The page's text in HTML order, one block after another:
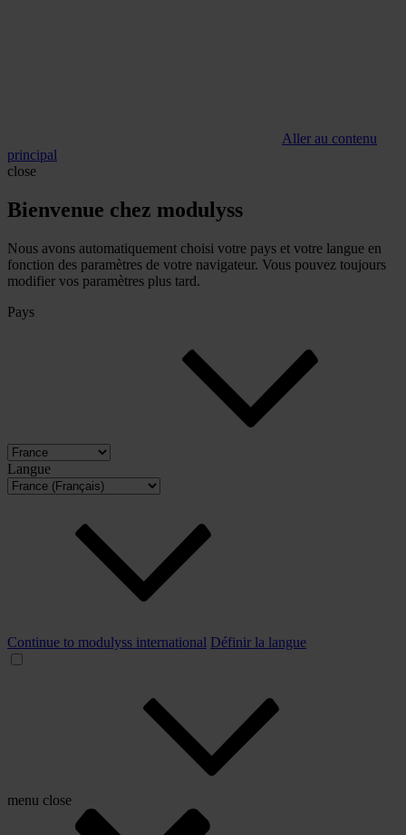
Aller au contenu
principal
close
Bienvenue chez modulyss
Nous avons automatiquement choisi votre pays et votre langue en
fonction des paramètres de votre navigateur. Vous pouvez toujours
modifier vos paramètres plus tard.
Pays
Langue
Continue to modulyss international Définir la langue
menu close